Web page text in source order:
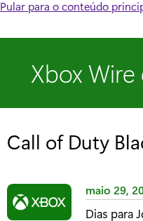
Pular para o conteúdo
Xbox
Call of Duty
maio 29,
Dias para